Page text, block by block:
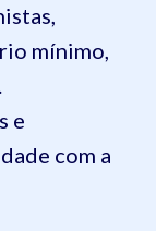
mínimo,
e
com a